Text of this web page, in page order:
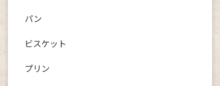
パン
ビスケット
プリン